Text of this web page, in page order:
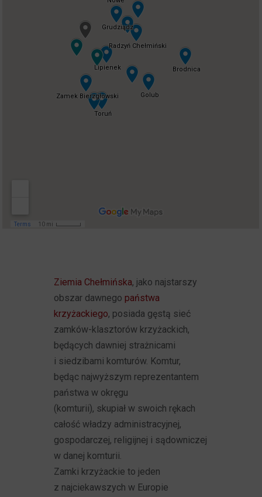
Ziemia Chełmińska, jako najstarszy
obszar dawnego państwa
krzyżackiego, posiada gęstą sieć
zamków-klasztorów krzyżackich,
będących dawniej strażnicami
i siedzibami komturów. Komtur,
będąc najwyższym reprezentantem
państwa w okręgu
(komturii), skupiał w swoich rękach
całość władzy administracyjnej,
gospodarczej, religijnej i sądowniczej
w danej komturii.
Zamki krzyżackie to jeden
z najciekawszych w Europie